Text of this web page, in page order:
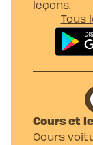
leçons.
Tous
Cours et
Cours